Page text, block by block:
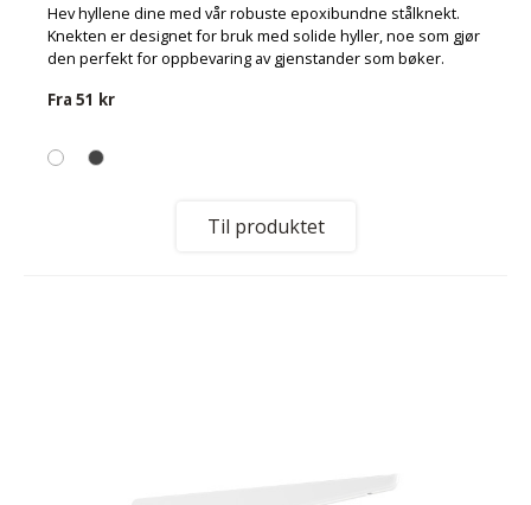
Hev hyllene dine med vår robuste epoxibundne stålknekt.
Knekten er designet for bruk med solide hyller, noe som gjør
den perfekt for oppbevaring av gjenstander som bøker.
Fra 51 kr
Til produktet